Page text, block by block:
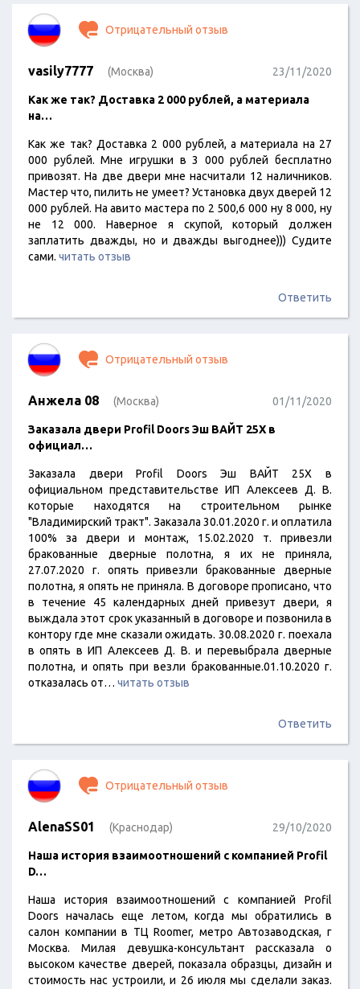
Отрицательный отзыв
vasily7777 (Москва) 23/11/2020
Как же так? Доставка 2 000 рублей, а материала
на…
Как же так? Доставка 2 000 рублей, а материала на 27
000 рублей. Мне игрушки в 3 000 рублей бесплатно
привозят. На две двери мне насчитали 12 наличников.
Мастер что, пилить не умеет? Установка двух дверей 12
000 рублей. На авито мастера по 2 500,6 000 ну 8 000, ну
не 12 000. Наверное я скупой, который должен
заплатить дважды, но и дважды выгоднее))) Судите
сами. читать отзыв
Ответить
Отрицательный отзыв
Анжела 08 (Москва) 01/11/2020
Заказала двери Profil Doors Эш ВАЙТ 25Х в
официал…
Заказала двери Profil Doors Эш ВАЙТ 25Х в
официальном представительстве ИП Алексеев Д. В.
которые находятся на строительном рынке
"Владимирский тракт". Заказала 30.01.2020 г. и оплатила
100% за двери и монтаж, 15.02.2020 т. привезли
бракованные дверные полотна, я их не приняла,
27.07.2020 г. опять привезли бракованные дверные
полотна, я опять не приняла. В договоре прописано, что
в течение 45 календарных дней привезут двери, я
выждала этот срок указанный в договоре и позвонила в
контору где мне сказали ожидать. 30.08.2020 г. поехала
в опять в ИП Алексеев Д. В. и перевыбрала дверные
полотна, и опять при везли бракованные.01.10.2020 г.
отказалась от… читать отзыв
Ответить
Отрицательный отзыв
AlenaSS01 (Краснодар) 29/10/2020
Наша история взаимоотношений с компанией Profil
D…
Наша история взаимоотношений с компанией Profil
Doors началась еще летом, когда мы обратились в
салон компании в ТЦ Roomer, метро Автозаводская, г
Москва. Милая девушка-консультант рассказала о
высоком качестве дверей, показала образцы, дизайн и
стоимость нас устроили, и 26 июля мы сделали заказ.